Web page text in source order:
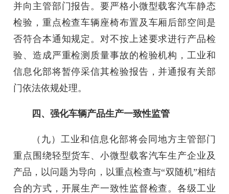
并向主管部门报告。要严格小微型载客汽车静态
检验，重点检查车辆座椅布置及车厢后部空间是
否符合本通知规定。对不按上述要求进行产品检
验、造成严重检测质量事故的检验机构，工业和
信息化部将暂停采信其检验报告，并通报有关部
门依法依规处理。
四、强化车辆产品生产一致性监管
（九）工业和信息化部将会同地方主管部门
重点围绕轻型货车、小微型载客汽车生产企业及
产品，以问题为导向，以重点检查与“双随机”相结
合的方式，开展生产一致性监督检查。各级工业